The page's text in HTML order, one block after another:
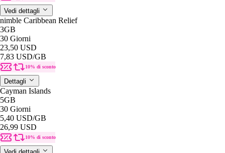
Vedi dettagli
nimble Caribbean Relief
3GB
30 Giorni
23,50 USD
7,83 USD/GB
10% di sconto
Dettagli
Cayman Islands
5GB
30 Giorni
5,40 USD/GB
26,99 USD
10% di sconto